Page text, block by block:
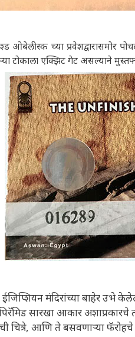
ओबेलीस्क च्या प्रवेशद्वारासमोर
टोकाला एक्झिट गेट असल्याने
ईजिप्शियन मंदिरांच्या बाहेर
पिरॅमिड सारखा आकार
चित्रे, आणि ते बसवणाऱ्या